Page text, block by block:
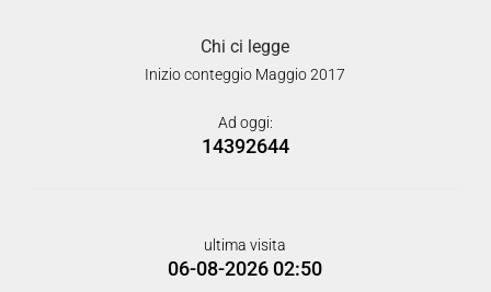
Chi ci legge
Inizio conteggio Maggio 2017
Ad oggi:
14392644
ultima visita
06-08-2026 02:50